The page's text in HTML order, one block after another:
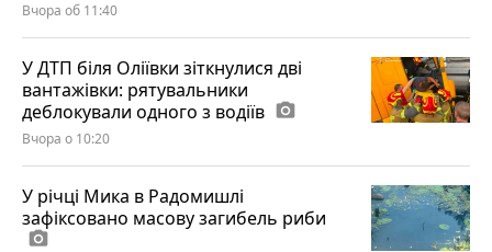
Вчора об 11:40
У ДТП біля Оліївки зіткнулися дві
вантажівки: рятувальники
деблокували одного з водіїв photo_camera
Вчора о 10:20
У річці Мика в Радомишлі
зафіксовано масову загибель риби
photo_camera